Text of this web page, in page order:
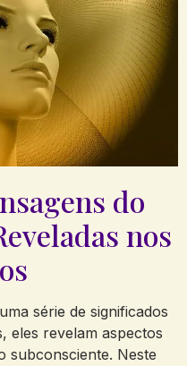
‍do
nos
série de ⁢significados⁤
eles ⁢revelam aspectos
subconsciente. Neste